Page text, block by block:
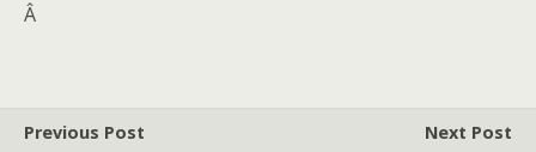
Â
Previous Post
Next Post